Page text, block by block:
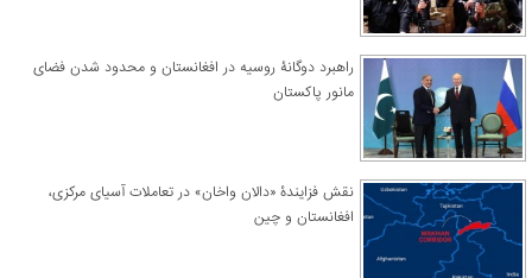
راهبرد دوگانۀ روسیه در افغانستان و محدود شدن فضای
مانور پاکستان
نقش فزایندۀ «دالان واخان» در تعاملات آسیای مرکزی،
افغانستان و چین